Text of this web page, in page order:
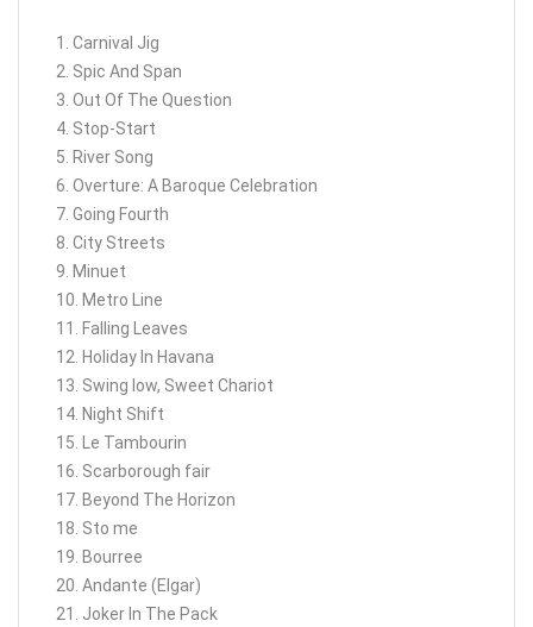
1. Carnival Jig
2. Spic And Span
3. Out Of The Question
4. Stop-Start
5. River Song
6. Overture: A Baroque Celebration
7. Going Fourth
8. City Streets
9. Minuet
10. Metro Line
11. Falling Leaves
12. Holiday In Havana
13. Swing low, Sweet Chariot
14. Night Shift
15. Le Tambourin
16. Scarborough fair
17. Beyond The Horizon
18. Sto me
19. Bourree
20. Andante (Elgar)
21. Joker In The Pack